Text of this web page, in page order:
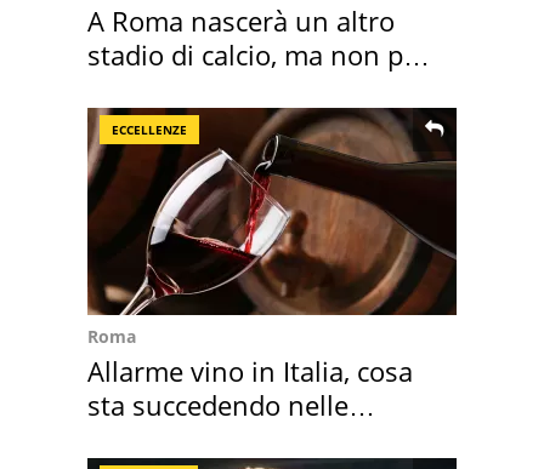
A Roma nascerà un altro
stadio di calcio, ma non per
ECCELLENZE
Roma
Allarme vino in Italia, cosa
sta succedendo nelle